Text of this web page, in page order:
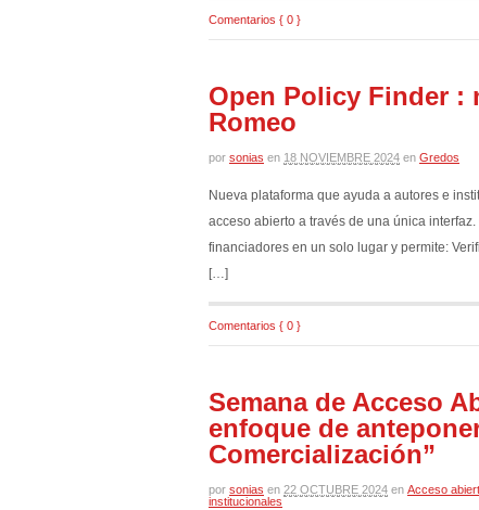
Comentarios { 0 }
Open Policy Finder :
Romeo
por sonias en 18 NOVIEMBRE 2024 en Gredos
Nueva plataforma que ayuda a autores e
acceso abierto a través de una única
financiadores en un solo lugar y permite:
[…]
Comentarios { 0 }
Semana de Acceso
enfoque de
Comercialización”
por sonias en 22 OCTUBRE 2024 en Acceso
institucionales